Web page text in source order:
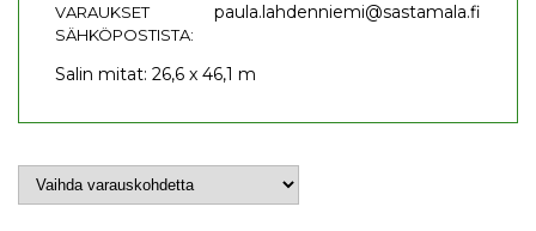
VARAUKSET
SÄHKÖPOSTISTA:
paula.lahdenniemi@sastamala.fi
Salin mitat: 26,6 x 46,1 m